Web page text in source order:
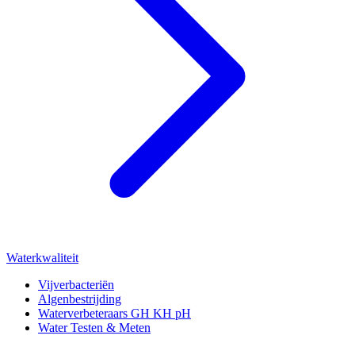
Waterkwaliteit
Vijverbacteriën
Algenbestrijding
Waterverbeteraars GH KH pH
Water Testen & Meten